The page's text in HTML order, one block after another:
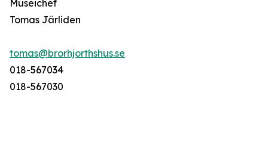
Museichef
Tomas Järliden
tomas@brorhjorthshus.se
018-567034
018-567030